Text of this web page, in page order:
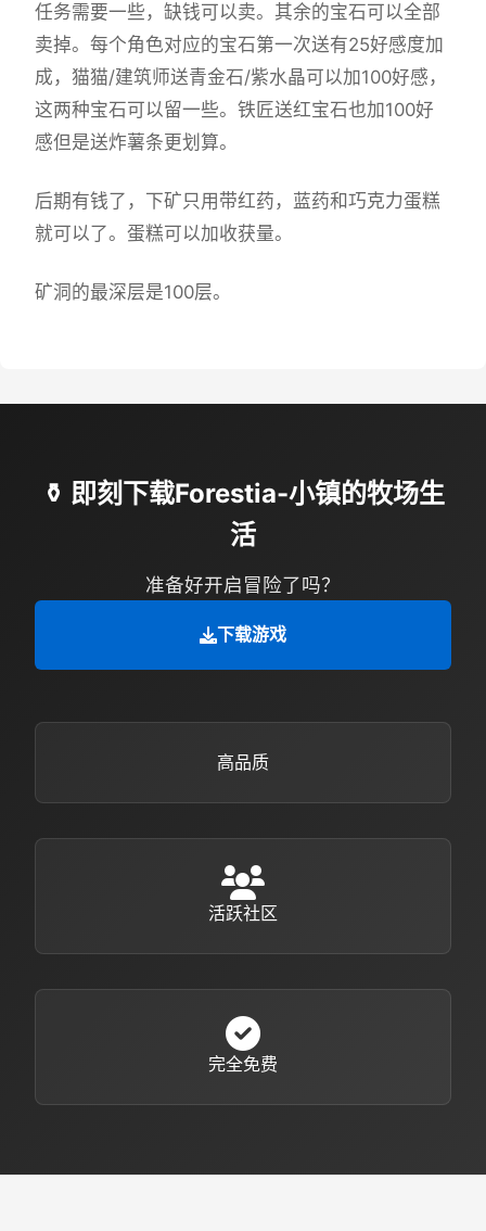
任务需要一些，缺钱可以卖。其余的宝石可以全部
卖掉。每个角色对应的宝石第一次送有25好感度加
成，猫猫/建筑师送青金石/紫水晶可以加100好感，
这两种宝石可以留一些。铁匠送红宝石也加100好
感但是送炸薯条更划算。
后期有钱了，下矿只用带红药，蓝药和巧克力蛋糕
就可以了。蛋糕可以加收获量。
矿洞的最深层是100层。
⚱️ 即刻下载Forestia-小镇的牧场生
活
准备好开启冒险了吗？
下载游戏
高品质
活跃社区
完全免费